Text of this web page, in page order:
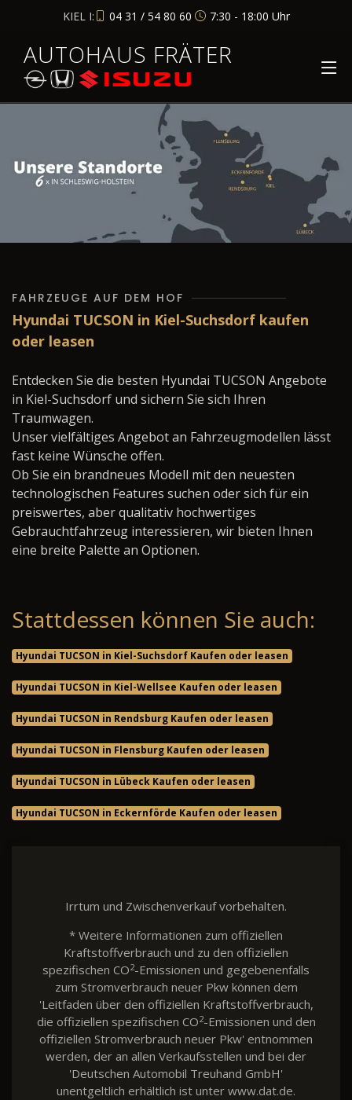
KIEL I: 04 31 / 54 80 60 7:30 - 18:00 Uhr
AUTOHAUS FRÄTER
FAHRZEUGE AUF DEM HOF
Hyundai TUCSON in Kiel-Suchsdorf kaufen
oder leasen
Entdecken Sie die besten Hyundai TUCSON Angebote
in Kiel-Suchsdorf und sichern Sie sich Ihren
Traumwagen.
Unser vielfältiges Angebot an Fahrzeugmodellen lässt
fast keine Wünsche offen.
Ob Sie ein brandneues Modell mit den neuesten
technologischen Features suchen oder sich für ein
preiswertes, aber qualitativ hochwertiges
Gebrauchtfahrzeug interessieren, wir bieten Ihnen
eine breite Palette an Optionen.
Stattdessen können Sie auch:
Hyundai TUCSON in Kiel-Suchsdorf Kaufen oder leasen
Hyundai TUCSON in Kiel-Wellsee Kaufen oder leasen
Hyundai TUCSON in Rendsburg Kaufen oder leasen
Hyundai TUCSON in Flensburg Kaufen oder leasen
Hyundai TUCSON in Lübeck Kaufen oder leasen
Hyundai TUCSON in Eckernförde Kaufen oder leasen
Irrtum und Zwischenverkauf vorbehalten.
* Weitere Informationen zum offiziellen
Kraftstoffverbrauch und zu den offiziellen
spezifischen CO2-Emissionen und gegebenenfalls
zum Stromverbrauch neuer Pkw können dem
'Leitfaden über den offiziellen Kraftstoffverbrauch,
die offiziellen spezifischen CO2-Emissionen und den
offiziellen Stromverbrauch neuer Pkw' entnommen
werden, der an allen Verkaufsstellen und bei der
'Deutschen Automobil Treuhand GmbH'
unentgeltlich erhältlich ist unter www.dat.de.